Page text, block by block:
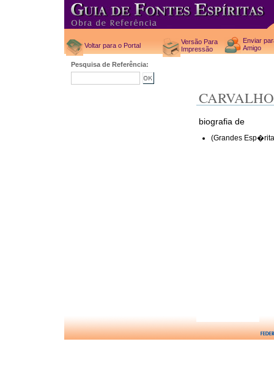
Voltar para o Portal
Versão Para
Impressão
Enviar
Amigo
Pesquisa de Referência:
biografia de
(Grandes